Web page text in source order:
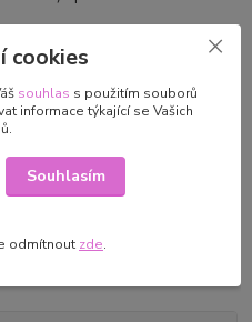
výbavičku.
bambus
cookies
souhlas s použitím souborů
informace týkající se Vašich
Souhlasím
odmítnout zde.